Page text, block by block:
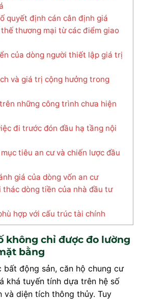
quyết định cán cân định giá
thế thương mại từ các điểm giao
của dòng người thiết lập giá trị
và giá trị cộng hưởng trong
những công trình chưa hiện
đi trước đón đầu hạ tầng nội
tiêu an cư và chiến lược đầu
giá của dòng vốn an cư
thác dòng tiền của nhà đầu tư
hợp với cấu trúc tài chính
không chỉ được đo lường
bằng
bất động sản, căn hộ chung cư
khá tuyến tính dựa trên hệ số
và diện tích thông thủy. Tuy